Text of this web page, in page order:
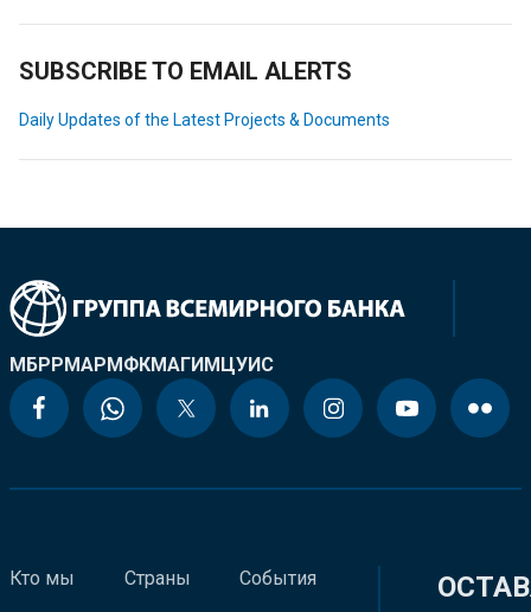
SUBSCRIBE TO EMAIL ALERTS
Daily Updates of the Latest Projects & Documents
МБРРМАРМФКМАГИМЦУИС
Кто мы Страны События